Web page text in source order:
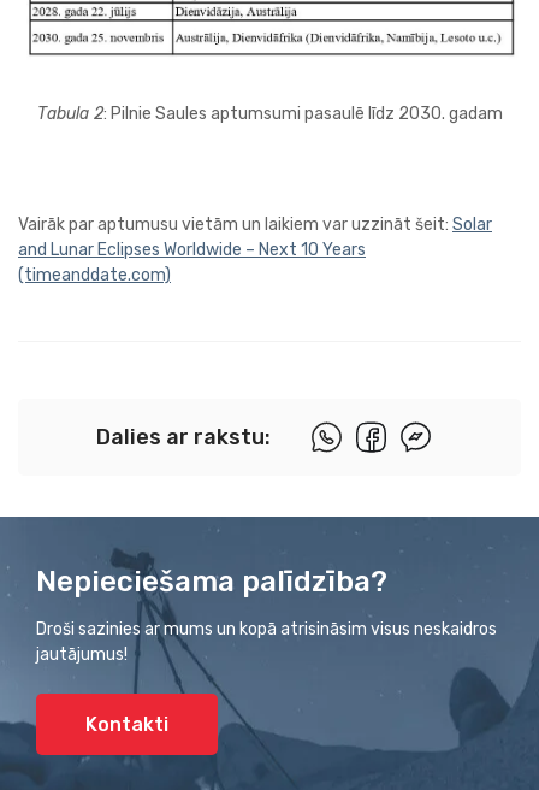
Tabula 2: Pilnie Saules aptumsumi pasaulē līdz 2030. gadam
Vairāk par aptumusu vietām un laikiem var uzzināt šeit: Solar
and Lunar Eclipses Worldwide – Next 10 Years
(timeanddate.com)
Dalies ar rakstu:
Nepieciešama palīdzība?
Droši sazinies ar mums un kopā atrisināsim visus neskaidros
jautājumus!
Kontakti